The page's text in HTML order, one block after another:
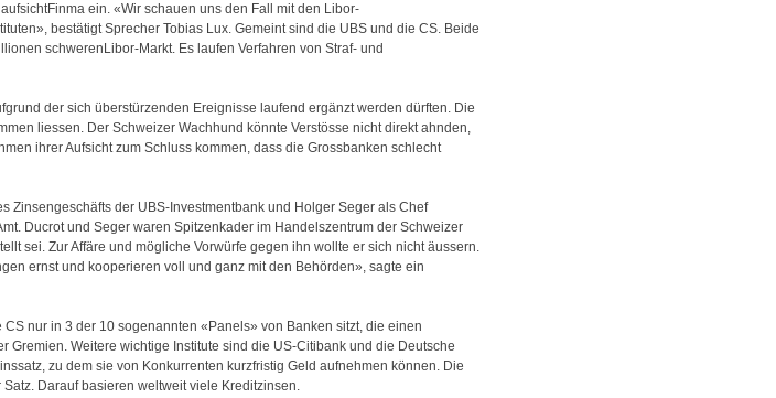
ein. «Wir schauen uns den Fall mit den Libor-
bestätigt Sprecher Tobias Lux. Gemeint sind die UBS und die CS. Beide
schwerenLibor-Markt. Es laufen Verfahren von Straf- und
der sich überstürzenden Ereignisse laufend ergänzt werden dürften. Die
liessen. Der Schweizer Wachhund könnte Verstösse nicht direkt ahnden,
ihrer Aufsicht zum Schluss kommen, dass die Grossbanken schlecht
Zinsengeschäfts der UBS-Investmentbank und Holger Seger als Chef
Ducrot und Seger waren Spitzenkader im Handelszentrum der Schweizer
sei. Zur Affäre und mögliche Vorwürfe gegen ihn wollte er sich nicht äussern.
ernst und kooperieren voll und ganz mit den Behörden», sagte ein
nur in 3 der 10 sogenannten «Panels» von Banken sitzt, die einen
Gremien. Weitere wichtige Institute sind die US-Citibank und die Deutsche
zu dem sie von Konkurrenten kurzfristig Geld aufnehmen können. Die
Darauf basieren weltweit viele Kreditzinsen.